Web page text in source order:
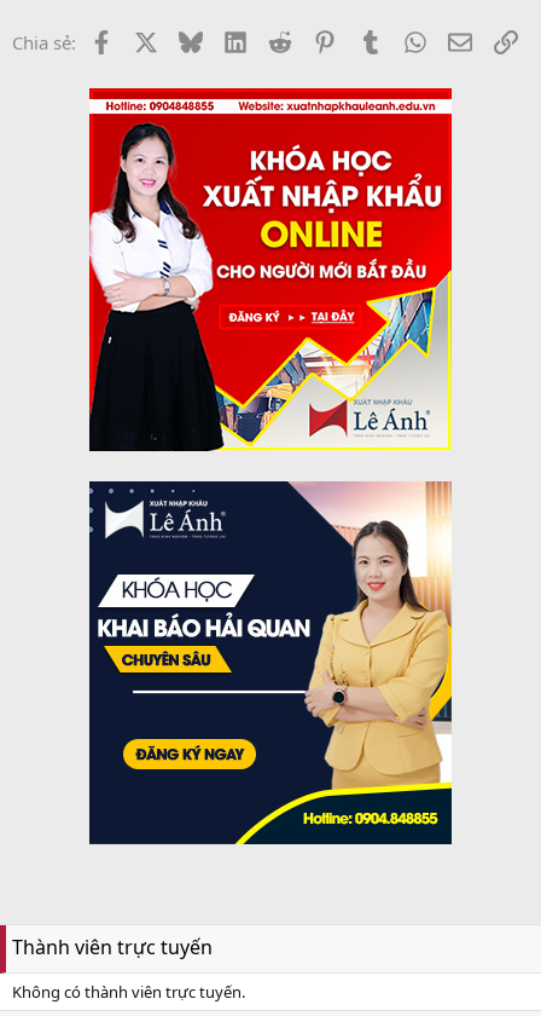
Chia sẻ: Facebook BlueskyLinkedInReddit PinterestTumblrWhatsApp
Email
Thành viên trực tuyến
Không có thành viên trực tuyến.